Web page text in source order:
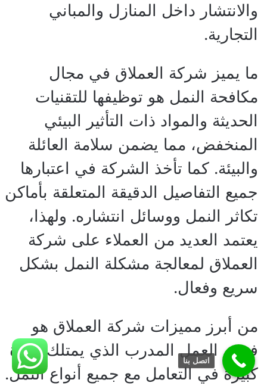
والانتشار داخل المنازل والمباني
التجارية.
ما يميز شركة العملاق في مجال
مكافحة النمل هو توظيفها للتقنيات
الحديثة والمواد ذات التأثير البيئي
المنخفض، مما يضمن سلامة العائلة
والبيئة. كما تأخذ الشركة في اعتبارها
جميع التفاصيل الدقيقة المتعلقة بأماكن
تكاثر النمل ووسائل انتشاره. ولهذا،
يعتمد العديد من العملاء على شركة
العملاق لمعالجة مشكلة النمل بشكل
سريع وفعال.
من أبرز مميزات شركة العملاق هو
فريق العمل المدرب الذي يمتلك خبرة
كبيرة في التعامل مع جميع أنواع النمل.
اتصل بنا